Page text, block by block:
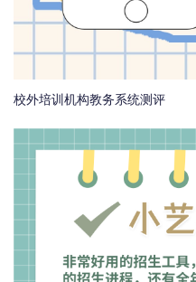
校外培训机构教务系统测评